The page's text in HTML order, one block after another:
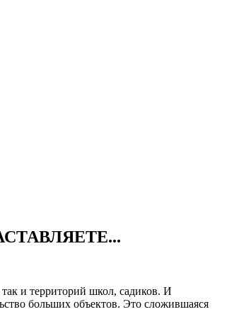
и территорий школ, садиков. И
больших объектов. Это сложившаяся